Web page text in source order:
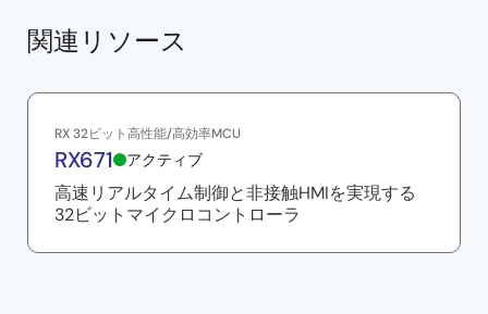
メモリ上のブロック3に対してアクセスウィンドウが設
ンを出荷状態にする方法について
続いて、アクセスウィンドウが設定されているRXマイ
コンを出荷状態にする方法について説明します。
まず、アクセスウィンドウの設定を解除するためのソ
関連リソース
RX 32ビット高性能/高効率MCU
RX671 アクティブ
高速リアルタイム制御と非接触HMIを実現する
32ビットマイクロコントローラ